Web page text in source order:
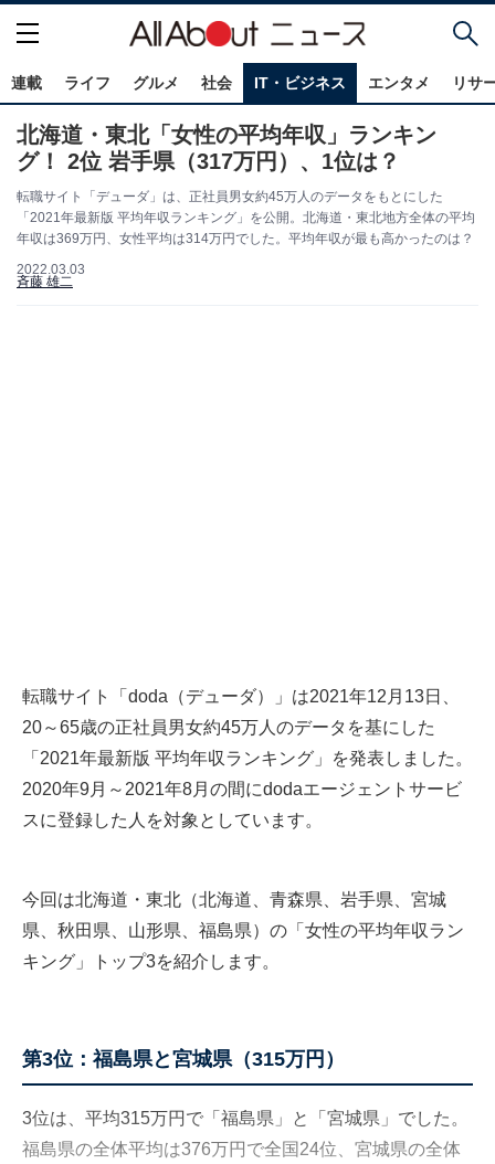
連載 ライフ グルメ 社会 IT・ビジネス エンタメ リサ
北海道・東北「女性の平均年収」ランキン
グ！ 2位 岩手県（317万円）、1位は？
転職サイト「デューダ」は、正社員男女約45万人のデータをもとにした
「2021年最新版 平均年収ランキング」を公開。北海道・東北地方全体の平均
年収は369万円、女性平均は314万円でした。平均年収が最も高かったのは？
2022.03.03
斉藤 雄二
転職サイト「doda（デューダ）」は2021年12月13日、
20～65歳の正社員男女約45万人のデータを基にした
「2021年最新版 平均年収ランキング」を発表しました。
2020年9月～2021年8月の間にdodaエージェントサービ
スに登録した人を対象としています。
今回は北海道・東北（北海道、青森県、岩手県、宮城
県、秋田県、山形県、福島県）の「女性の平均年収ラン
キング」トップ3を紹介します。
第3位：福島県と宮城県（315万円）
3位は、平均315万円で「福島県」と「宮城県」でした。
福島県の全体平均は376万円で全国24位、宮城県の全体